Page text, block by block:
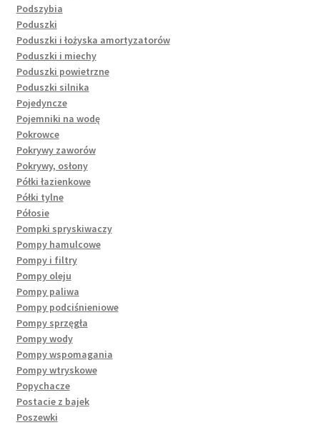
Podszybia
Poduszki
Poduszki i łożyska amortyzatorów
Poduszki i miechy
Poduszki powietrzne
Poduszki silnika
Pojedyncze
Pojemniki na wodę
Pokrowce
Pokrywy zaworów
Pokrywy, osłony
Półki łazienkowe
Półki tylne
Półosie
Pompki spryskiwaczy
Pompy hamulcowe
Pompy i filtry
Pompy oleju
Pompy paliwa
Pompy podciśnieniowe
Pompy sprzęgła
Pompy wody
Pompy wspomagania
Pompy wtryskowe
Popychacze
Postacie z bajek
Poszewki